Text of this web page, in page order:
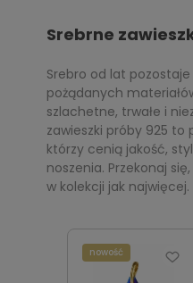
Srebrne
Srebro od lat
pożądanych
szlachetne, trwałe i
zawieszki próby 925 to
którzy cenią jakość,
noszenia. Przekonaj
w kolekcji jak najwięcej.
nowość